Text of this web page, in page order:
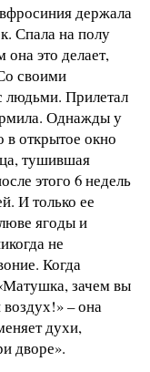
держала
Спала на полу
это делает,
своими
людьми. Прилетал
Однажды у
в открытое окно
тушившая
этого 6 недель
И только ее
ягоды и
не
Когда
зачем вы
– она
духи,
дворе».